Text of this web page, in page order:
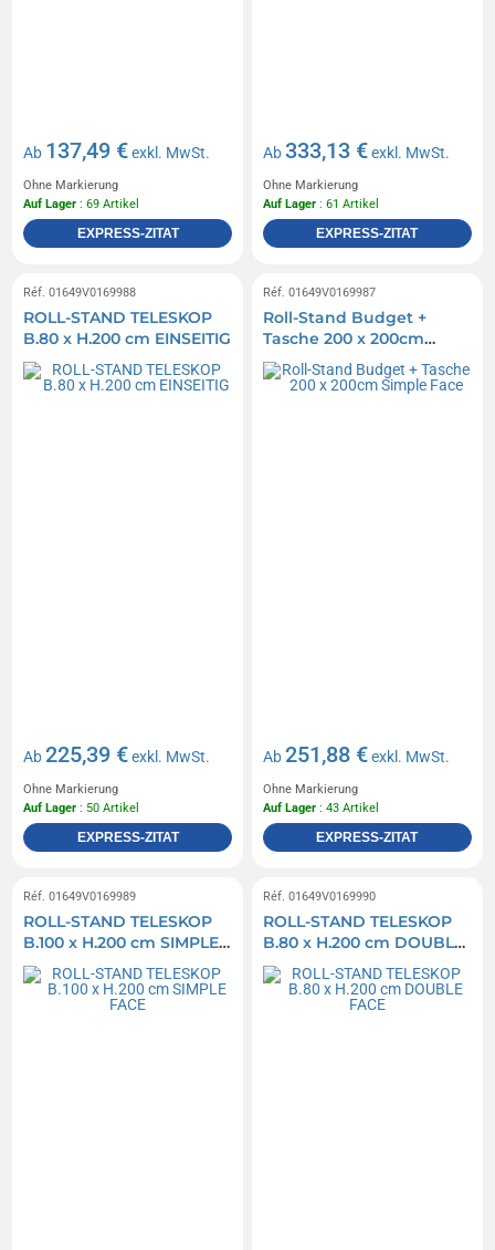
Ab 137,49 €exkl. MwSt.
Ohne Markierung
Auf Lager : 69 Artikel
EXPRESS-ZITAT
Ab333,13 €exkl. MwSt.
Ohne Markierung
Auf Lager : 61 Artikel
EXPRESS-ZITAT
Réf. 01649V0169988
ROLL-STAND TELESKOP
B.80 x H.200 cm EINSEITIG
Ab225,39 €exkl. MwSt.
Ohne Markierung
Auf Lager : 50 Artikel
EXPRESS-ZITAT
Réf. 01649V0169987
Roll-Stand Budget +
Tasche 200 x 200cm
Simple Face
Ab251,88 €exkl. MwSt.
Ohne Markierung
Auf Lager : 43 Artikel
EXPRESS-ZITAT
Réf. 01649V0169989
ROLL-STAND TELESKOP
B.100 x H.200 cm SIMPLE
FACE
Réf. 01649V0169990
ROLL-STAND TELESKOP
B.80 x H.200 cm DOUBLE
FACE